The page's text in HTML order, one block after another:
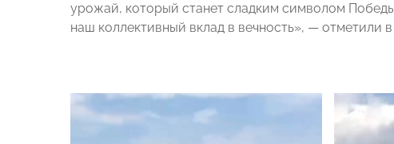
урожай, который станет сладким символом
наш коллективный вклад в вечность», —